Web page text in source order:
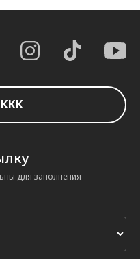
для заполнения